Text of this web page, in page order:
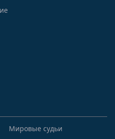
Мировые судьи